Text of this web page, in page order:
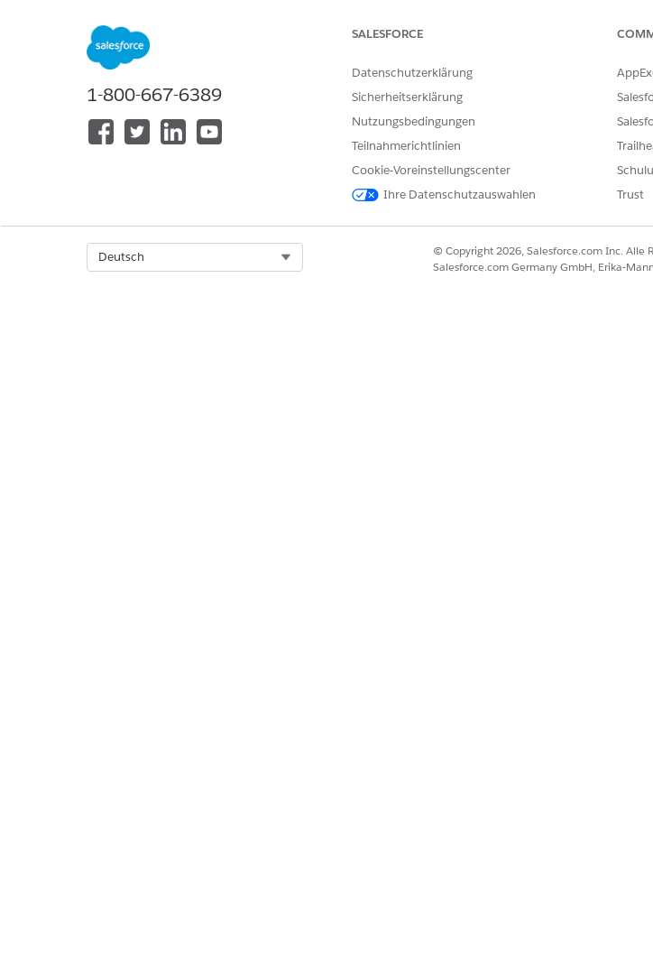
KONNTEN SIE IHR PROBLEM MITHILFE DIESES ARTIKELS LÖSEN?
1-800-667-6389
SALESFORCE
Datenschutzerklärung
Sicherheitserklärung
Nutzungsbedingungen
Teilnahmerichtlinien
Cookie-Voreinstellungscenter
Ihre Datenschutzauswahlen
Trust
Deutsch
© Copyright 2026, Salesforce.com Inc. Alle
Salesforce.com Germany GmbH, Erika-